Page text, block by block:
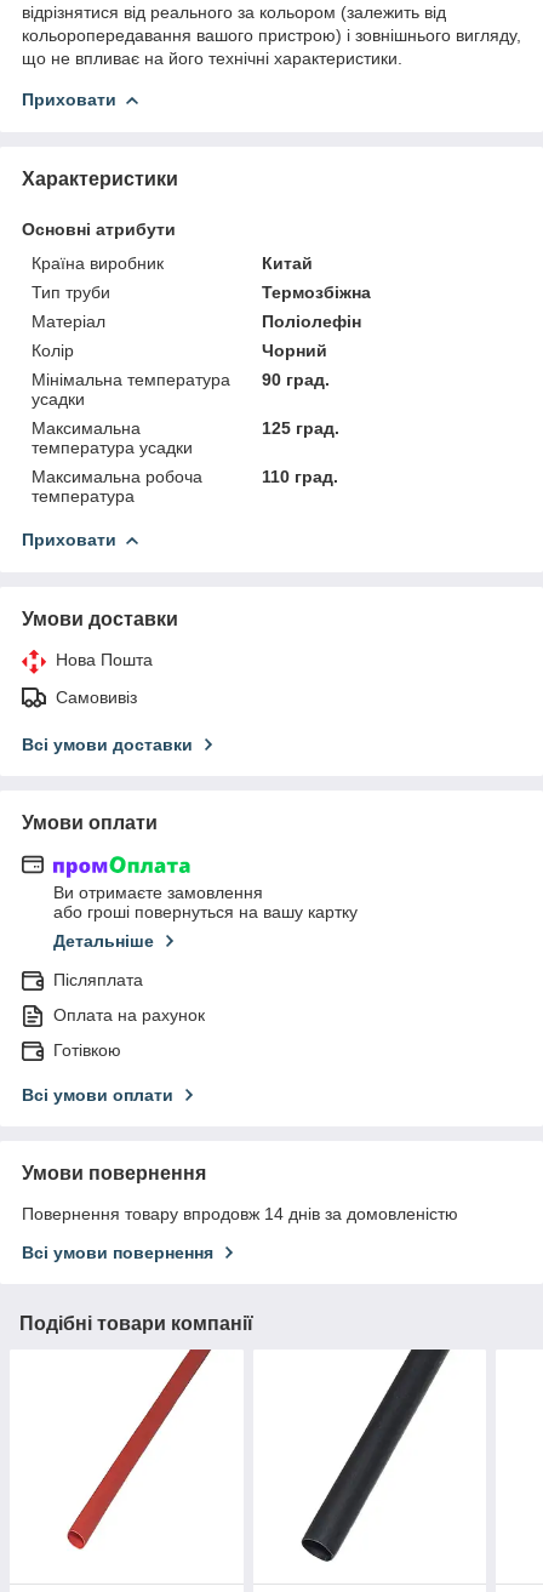
відрізнятися від реального за кольором (залежить від
кольоропередавання вашого пристрою) і зовнішнього вигляду,
що не впливає на його технічні характеристики.
Приховати
Характеристики
Основні атрибути
Країна виробник
Китай
Тип труби
Термозбіжна
Матеріал
Поліолефін
Колір
Чорний
Мінімальна температура
усадки
90 град.
Максимальна
температура усадки
125 град.
Максимальна робоча
температура
110 град.
Приховати
Умови доставки
Нова Пошта
Самовивіз
Всі умови доставки
Умови оплати
Ви отримаєте замовлення
або гроші повернуться на вашу картку
Детальніше
Післяплата
Оплата на рахунок
Готівкою
Всі умови оплати
Умови повернення
Повернення товару впродовж 14 днів за домовленістю
Всі умови повернення
Подібні товари компанії